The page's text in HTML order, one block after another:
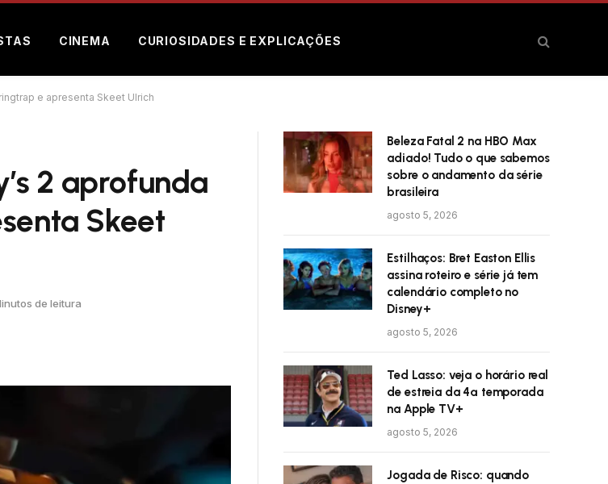
CINEMA CURIOSIDADES E EXPLICAÇÕES
e apresenta Skeet Ulrich
2 aprofunda
Skeet
de leitura
Beleza Fatal 2 na HBO Max
adiado! Tudo o que sabemos
sobre o andamento da série
brasileira
agosto 5, 2026
Estilhaços: Bret Easton Ellis
assina roteiro e série já tem
calendário completo no
Disney+
agosto 5, 2026
Ted Lasso: veja o horário real
de estreia da 4ª temporada
na Apple TV+
agosto 5, 2026
Jogada de Risco: quando